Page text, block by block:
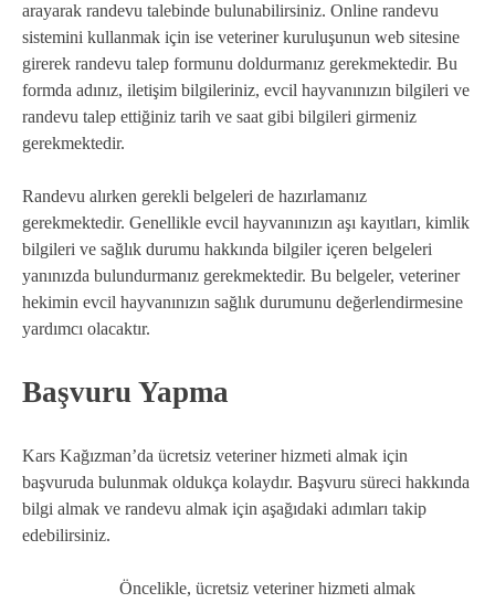
arayarak randevu talebinde bulunabilirsiniz. Online randevu
sistemini kullanmak için ise veteriner kuruluşunun web sitesine
girerek randevu talep formunu doldurmanız gerekmektedir. Bu
formda adınız, iletişim bilgileriniz, evcil hayvanınızın bilgileri ve
randevu talep ettiğiniz tarih ve saat gibi bilgileri girmeniz
gerekmektedir.
Randevu alırken gerekli belgeleri de hazırlamanız
gerekmektedir. Genellikle evcil hayvanınızın aşı kayıtları, kimlik
bilgileri ve sağlık durumu hakkında bilgiler içeren belgeleri
yanınızda bulundurmanız gerekmektedir. Bu belgeler, veteriner
hekimin evcil hayvanınızın sağlık durumunu değerlendirmesine
yardımcı olacaktır.
Başvuru Yapma
Kars Kağızman’da ücretsiz veteriner hizmeti almak için
başvuruda bulunmak oldukça kolaydır. Başvuru süreci hakkında
bilgi almak ve randevu almak için aşağıdaki adımları takip
edebilirsiniz.
Öncelikle, ücretsiz veteriner hizmeti almak